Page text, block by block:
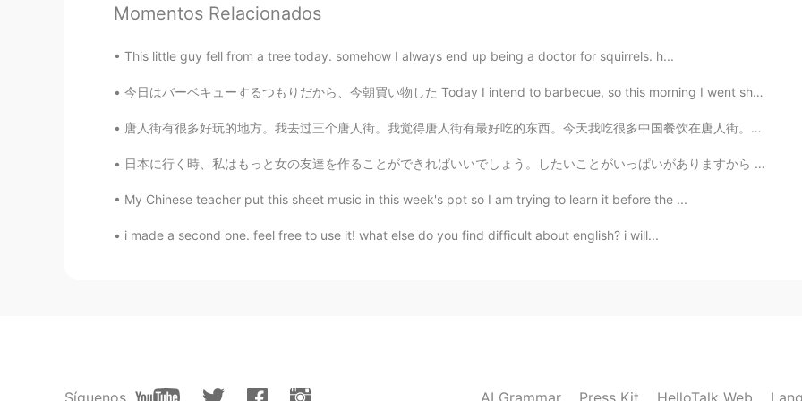
大伟作家
源 Yuan 2020.02.24 12:20
You are a positive woman
CN EN
Momentos Relacionados
This little guy fell from a tree today. somehow I always end up being a doctor for squirrels. h...
今日はバーベキューするつもりだから、今朝買い物した Today I intend to barbecue, so this morning I went shopping 買い物してる間に息...
唐人街有很多好玩的地方。我去过三个唐人街。我觉得唐人街有最好吃的东西。今天我吃很多中国餐饮在唐人街。我吃了一碗馄饨。我也吃一点炸饺子。我很喜欢那个餐厅。有很多餐厅可以选择。但是那个最好吃。 你...
日本に行く時、私はもっと女の友達を作ることができればいいでしょう。したいことがいっぱいがありますから (可愛いカフェに行くとか、温泉に行くとか、旅行するとか！) It would be awes...
My Chinese teacher put this sheet music in this week's ppt so I am trying to learn it before the ...
i made a second one. feel free to use it! what else do you find difficult about english? i will...
Síguenos AI Grammar Press Kit HelloTalk Web